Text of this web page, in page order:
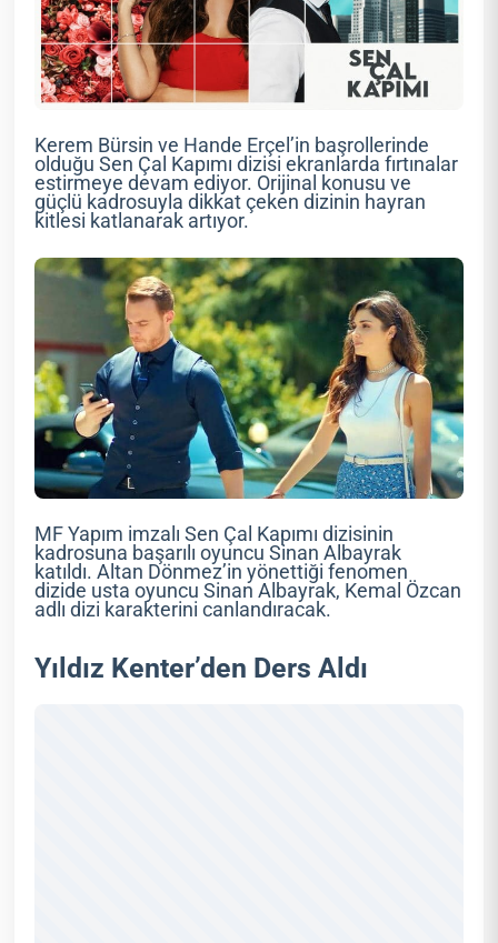
Kerem Bürsin ve Hande Erçel’in başrollerinde
olduğu Sen Çal Kapımı dizisi ekranlarda fırtınalar
estirmeye devam ediyor. Orijinal konusu ve
güçlü kadrosuyla dikkat çeken dizinin hayran
kitlesi katlanarak artıyor.
MF Yapım imzalı Sen Çal Kapımı dizisinin
kadrosuna başarılı oyuncu Sinan Albayrak
katıldı. Altan Dönmez’in yönettiği fenomen
dizide usta oyuncu Sinan Albayrak, Kemal Özcan
adlı dizi karakterini canlandıracak.
Yıldız Kenter’den Ders Aldı